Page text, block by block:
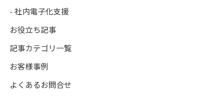
- 社内電子化支援
お役立ち記事
記事カテゴリ一覧
お客様事例
よくあるお問合せ